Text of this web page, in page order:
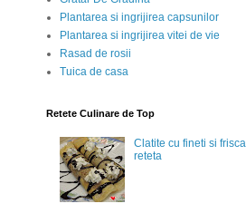
Plantarea si ingrijirea capsunilor
Plantarea si ingrijirea vitei de vie
Rasad de rosii
Tuica de casa
Retete Culinare de Top
Clatite cu fineti si frisca
reteta